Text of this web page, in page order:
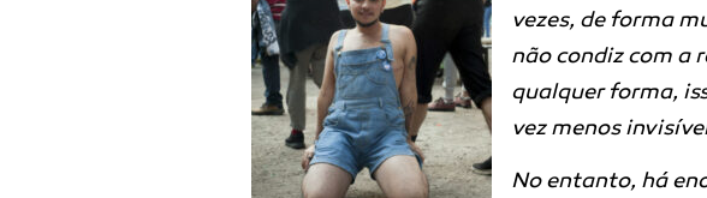
vezes, de forma
não condiz com a
qualquer forma,
vez menos
No entanto, há